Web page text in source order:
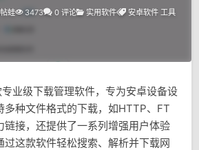
蛙 3473 0 评论 实用软件 安卓软件 工具
业级下载管理软件，专为安卓设备设
多种文件格式的下载，如HTTP、FT
链接，还提供了一系列增强用户体验
过这款软件轻松搜索、解析并下载网